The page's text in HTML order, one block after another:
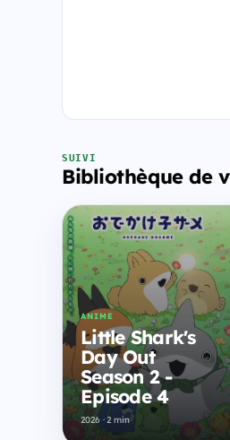
SUIVI
Bibliothèque de
ANIME
Little Shark's
Day Out
Season 2 -
Episode 4
2026 · 2 min